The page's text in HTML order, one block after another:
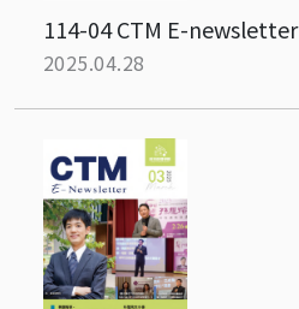
114-04 CTM E-newsletter
2025.04.28